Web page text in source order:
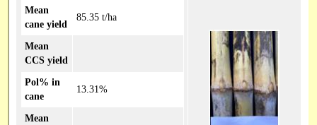
Mean
cane yield
85.35 t/ha
Mean
CCS yield
Pol% in
cane
13.31%
Mean